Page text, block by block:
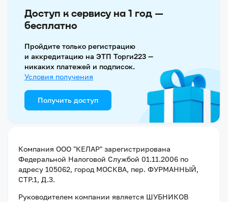
Доступ к сервису на 1 год —
бесплатно
Пройдите только регистрацию
и аккредитацию на ЭТП Торги223 —
никаких платежей и подписок.
Условия получения
Получить доступ
Компания ООО "КЕЛАР" зарегистрирована
Федеральной Налоговой Службой 01.11.2006 по
адресу 105062, город МОСКВА, пер. ФУРМАННЫЙ,
СТР.1, Д.3.
Руководителем компании является ШУБНИКОВ